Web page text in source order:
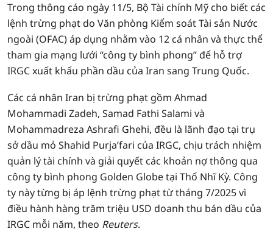
Trong thông cáo ngày 11/5, Bộ Tài chính Mỹ cho biết các
lệnh trừng phạt do Văn phòng Kiểm soát Tài sản Nước
ngoài (OFAC) áp dụng nhằm vào 12 cá nhân và thực thể
tham gia mạng lưới “công ty bình phong” để hỗ trợ
IRGC xuất khẩu phần dầu của Iran sang Trung Quốc.
Các cá nhân Iran bị trừng phạt gồm Ahmad
Mohammadi Zadeh, Samad Fathi Salami và
Mohammadreza Ashrafi Ghehi, đều là lãnh đạo tại trụ
sở dầu mỏ Shahid Purja’fari của IRGC, chịu trách nhiệm
quản lý tài chính và giải quyết các khoản nợ thông qua
công ty bình phong Golden Globe tại Thổ Nhĩ Kỳ. Công
ty này từng bị áp lệnh trừng phạt từ tháng 7/2025 vì
điều hành hàng trăm triệu USD doanh thu bán dầu của
IRGC mỗi năm, theo Reuters.